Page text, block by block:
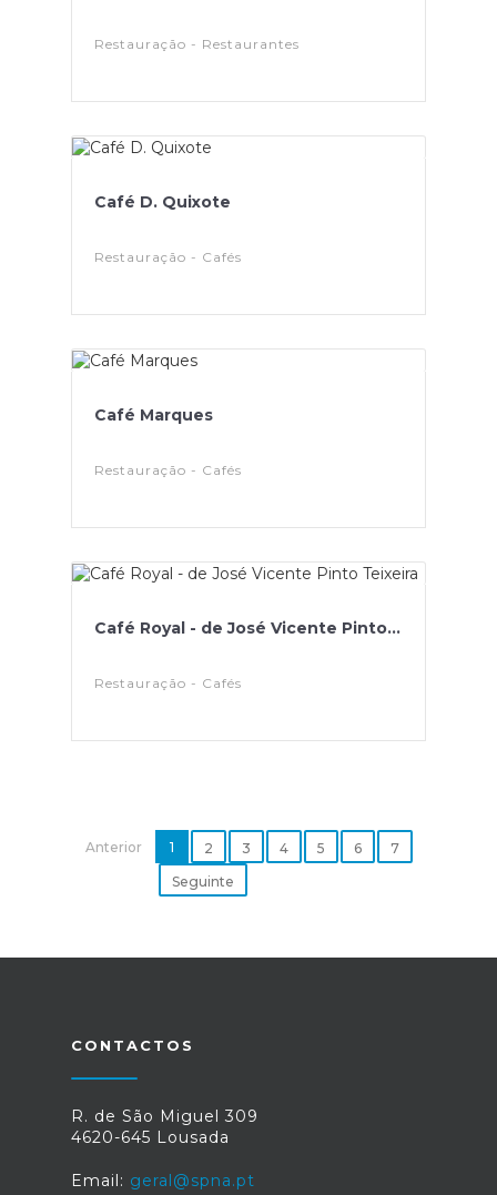
Restauração - Restaurantes
Café D. Quixote
Restauração - Cafés
Café Marques
Restauração - Cafés
Café Royal - de José Vicente Pinto...
Restauração - Cafés
Anterior 1 2 3 4 5 6
7
Seguinte
CONTACTOS
R. de São Miguel 309
4620-645 Lousada
Email: geral@spna.pt